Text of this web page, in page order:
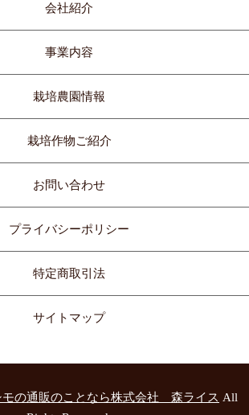
会社紹介
事業内容
栽培農園情報
栽培作物ご紹介
お問い合わせ
プライバシーポリシー
特定商取引法
サイトマップ
モの通販のことなら株式会社 森ライス All